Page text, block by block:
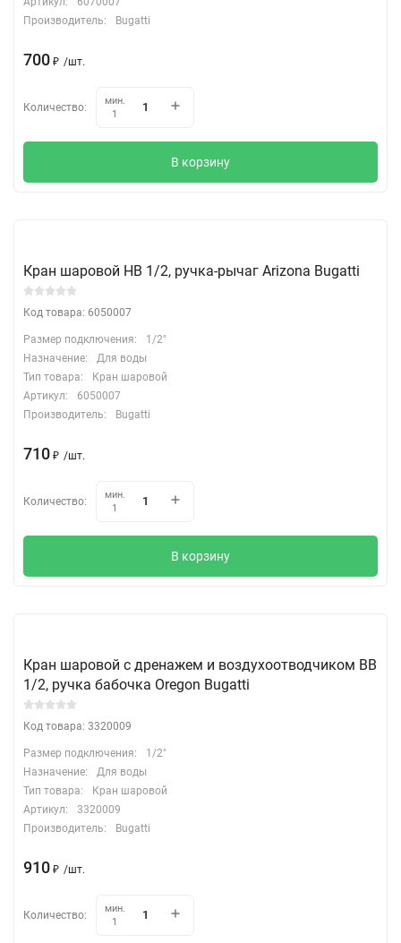
Производитель:
Bugatti
700 ₽ /шт.
Количество:
мин.
1
В корзину
Кран шаровой НВ 1/2, ручка-рычаг Arizona Bugatti
Код товара: 6050007
Размер подключения:
1/2"
Назначение:
Для воды
Тип товара:
Кран шаровой
Артикул:
6050007
Производитель:
Bugatti
710 ₽ /шт.
Количество:
мин.
1
В корзину
Кран шаровой с дренажем и воздухоотводчиком ВВ
1/2, ручка бабочка Oregon Bugatti
Код товара: 3320009
Размер подключения:
1/2"
Назначение:
Для воды
Тип товара:
Кран шаровой
Артикул:
3320009
Производитель:
Bugatti
910 ₽ /шт.
Количество:
мин.
1